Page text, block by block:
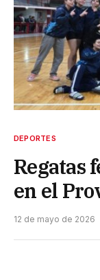
DEPORTES
Regatas
en el
12 de mayo de 2026